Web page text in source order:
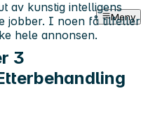
Meny
3
av kunstig intelligens
jobber. I noen få tilfeller
hele annonsen.